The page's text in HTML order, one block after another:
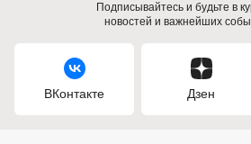
Подписывайтесь и будьте в
новостей и важнейших
ВКонтакте Дзен